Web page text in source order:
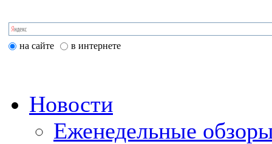
на сайте в интернете
Новости
Еженедельные